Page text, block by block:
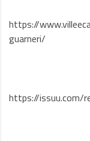
https://
guarneri/
https://issuu.com/